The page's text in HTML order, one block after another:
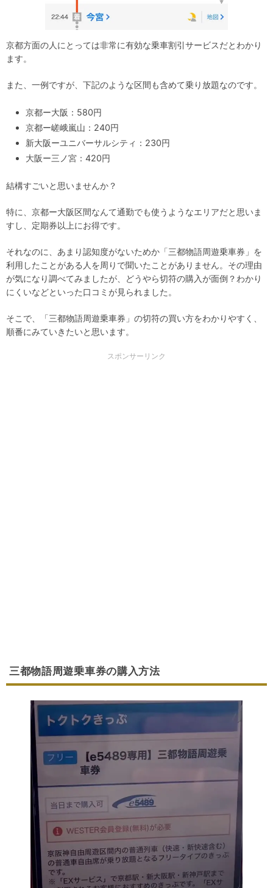
京都方面の人にとっては非常に有効な乗車割引サービスだとわかり
ます。
また、一例ですが、下記のような区間も含めて乗り放題なのです。
京都ー大阪：580円
京都ー嵯峨嵐山：240円
新大阪ーユニバーサルシティ：230円
大阪ー三ノ宮：420円
結構すごいと思いませんか？
特に、京都ー大阪区間なんて通勤でも使うようなエリアだと思いま
すし、定期券以上にお得です。
それなのに、あまり認知度がないためか「三都物語周遊乗車券」を
利用したことがある人を周りで聞いたことがありません。その理由
が気になり調べてみましたが、どうやら切符の購入が面倒？わかり
にくいなどといった口コミが見られました。
そこで、「三都物語周遊乗車券」の切符の買い方をわかりやすく、
順番にみていきたいと思います。
スポンサーリンク
三都物語周遊乗車券の購入方法